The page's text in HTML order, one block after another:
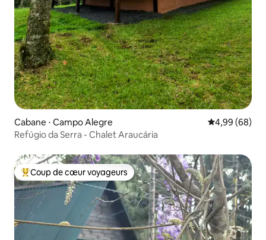
Cabane ⋅ Campo Alegre Évaluation
4,99 (68)
Refúgio da Serra - Chalet Araucária
Coups de cœur voyageurs les plus appréciés
Coup de cœur voyageurs